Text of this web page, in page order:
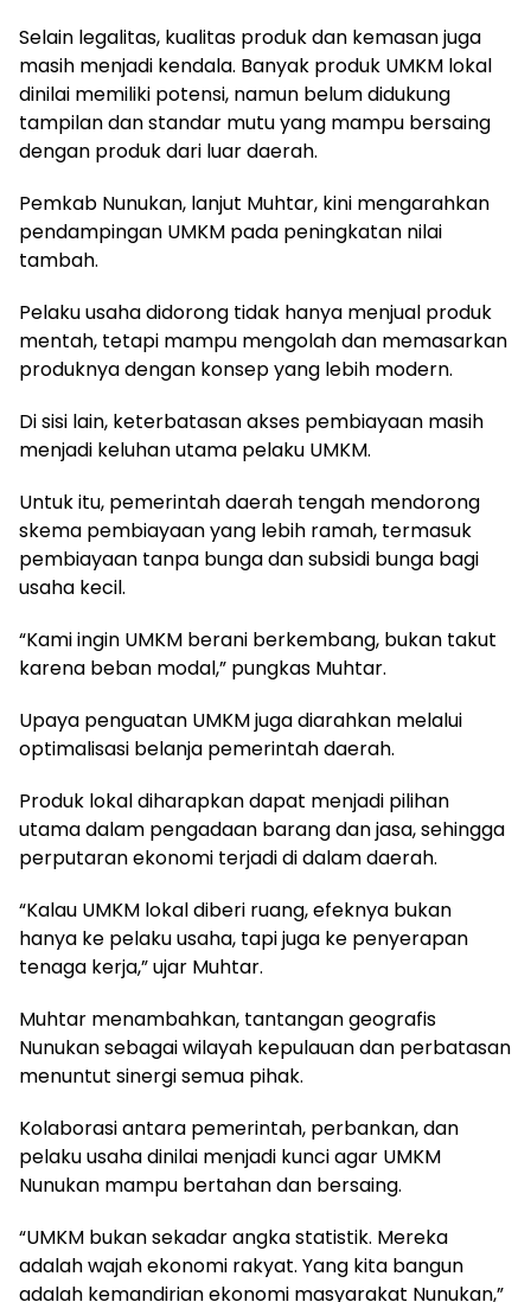
Selain legalitas, kualitas produk dan kemasan juga
masih menjadi kendala. Banyak produk UMKM lokal
dinilai memiliki potensi, namun belum didukung
tampilan dan standar mutu yang mampu bersaing
dengan produk dari luar daerah.
Pemkab Nunukan, lanjut Muhtar, kini mengarahkan
pendampingan UMKM pada peningkatan nilai
tambah.
Pelaku usaha didorong tidak hanya menjual produk
mentah, tetapi mampu mengolah dan memasarkan
produknya dengan konsep yang lebih modern.
Di sisi lain, keterbatasan akses pembiayaan masih
menjadi keluhan utama pelaku UMKM.
Untuk itu, pemerintah daerah tengah mendorong
skema pembiayaan yang lebih ramah, termasuk
pembiayaan tanpa bunga dan subsidi bunga bagi
usaha kecil.
“Kami ingin UMKM berani berkembang, bukan takut
karena beban modal,” pungkas Muhtar.
Upaya penguatan UMKM juga diarahkan melalui
optimalisasi belanja pemerintah daerah.
Produk lokal diharapkan dapat menjadi pilihan
utama dalam pengadaan barang dan jasa, sehingga
perputaran ekonomi terjadi di dalam daerah.
“Kalau UMKM lokal diberi ruang, efeknya bukan
hanya ke pelaku usaha, tapi juga ke penyerapan
tenaga kerja,” ujar Muhtar.
Muhtar menambahkan, tantangan geografis
Nunukan sebagai wilayah kepulauan dan perbatasan
menuntut sinergi semua pihak.
Kolaborasi antara pemerintah, perbankan, dan
pelaku usaha dinilai menjadi kunci agar UMKM
Nunukan mampu bertahan dan bersaing.
“UMKM bukan sekadar angka statistik. Mereka
adalah wajah ekonomi rakyat. Yang kita bangun
adalah kemandirian ekonomi masyarakat Nunukan,”